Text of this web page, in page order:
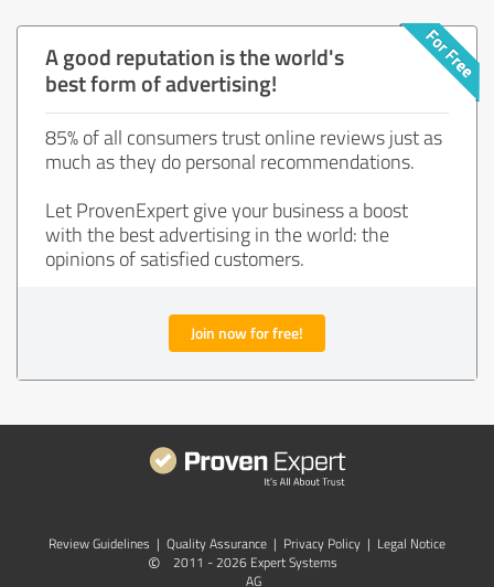
A good reputation is the world's
best form of advertising!
85% of all consumers trust online reviews just as
much as they do personal recommendations.
Let ProvenExpert give your business a boost
with the best advertising in the world: the
opinions of satisfied customers.
Join now for free!
Review Guidelines | Quality Assurance | Privacy Policy | Legal Notice
©
2011 - 2026 Expert Systems
AG